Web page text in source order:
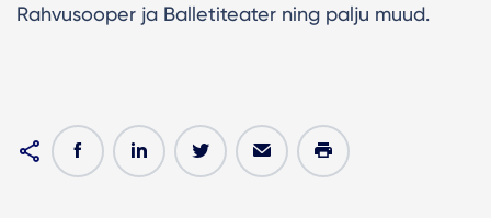
Rahvusooper ja Balletiteater ning palju muud.